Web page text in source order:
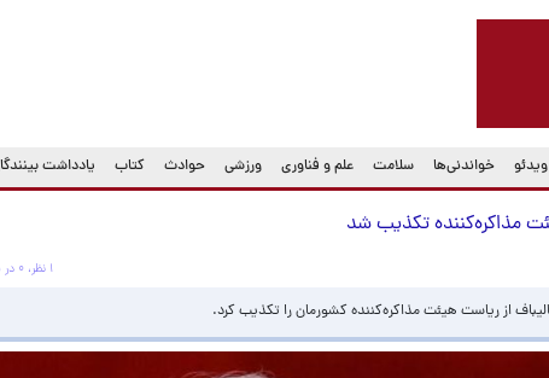
ویدئو خواندنی‌ها سلامت علم و فناوری ورزشی حوادث کتاب یادداشت
مذاکره‌کننده تکذیب شد
۱ نظر، ۰ در صف انتشار و ۰ تکراری یا غیرقابل انتشار
از ریاست هیئت مذاکره‌کننده کشورمان را تکذیب کرد.